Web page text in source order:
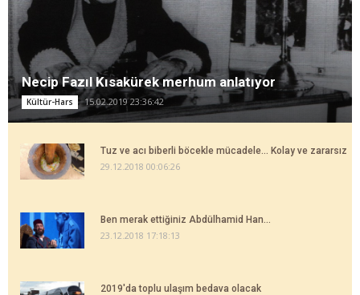
Necip Fazıl Kısakürek merhum anlatıyor
Kültür-Hars 15.02.2019 23:36:42
Tuz ve acı biberli böcekle mücadele... Kolay ve zararsız
29.12.2018 00:06:26
Ben merak ettiğiniz Abdülhamid Han...
23.12.2018 17:18:13
2019'da toplu ulaşım bedava olacak